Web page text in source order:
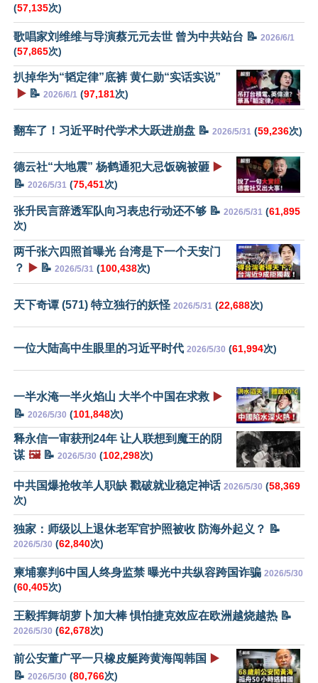
(57,135次)
歌唱家刘维维与导演蔡元元去世 曾为中共站台 📝 2026/6/1
(57,865次)
扒掉华为“韬定律”底裤 黄仁勋“实话实说”
▶️ 📝 2026/6/1 (97,181次)
翻车了！习近平时代学术大跃进崩盘 📝 2026/5/31 (59,236次)
德云社“大地震” 杨鹤通犯大忌饭碗被砸 ▶️
📝 2026/5/31 (75,451次)
张升民言辞透军队向习表忠行动还不够 📝 2026/5/31 (61,895
次)
两千张六四照首曝光 台湾是下一个天安门
？
▶️ 📝 2026/5/31 (100,438次)
天下奇谭 (571) 特立独行的妖怪 2026/5/31 (22,688次)
一位大陆高中生眼里的习近平时代 2026/5/30 (61,994次)
一半水淹一半火焰山 大半个中国在求救 ▶️
📝 2026/5/30 (101,848次)
释永信一审获刑24年 让人联想到魔王的阴
谋 🖼️📝 2026/5/30 (102,298次)
中共国爆抢牧羊人职缺 戳破就业稳定神话 2026/5/30 (58,369
次)
独家：师级以上退休老军官护照被收 防海外起义？ 📝
2026/5/30 (62,840次)
柬埔寨判6中国人终身监禁 曝光中共纵容跨国诈骗 2026/5/30
(60,405次)
王毅挥舞胡萝卜加大棒 惧怕捷克效应在欧洲越烧越热 📝
2026/5/30 (62,678次)
前公安董广平一只橡皮艇跨黄海闯韩国 ▶️
📝 2026/5/30 (80,766次)